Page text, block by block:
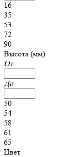
16
35
53
72
90
Высота (мм)
От
До
50
54
58
61
65
Цвет